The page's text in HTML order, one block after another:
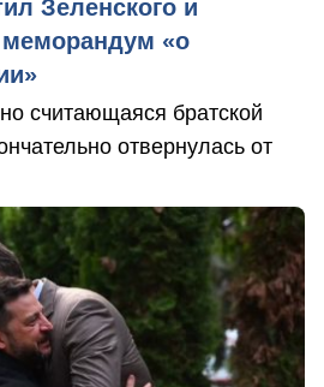
Зеленского и
«о
считающаяся братской
отвернулась от